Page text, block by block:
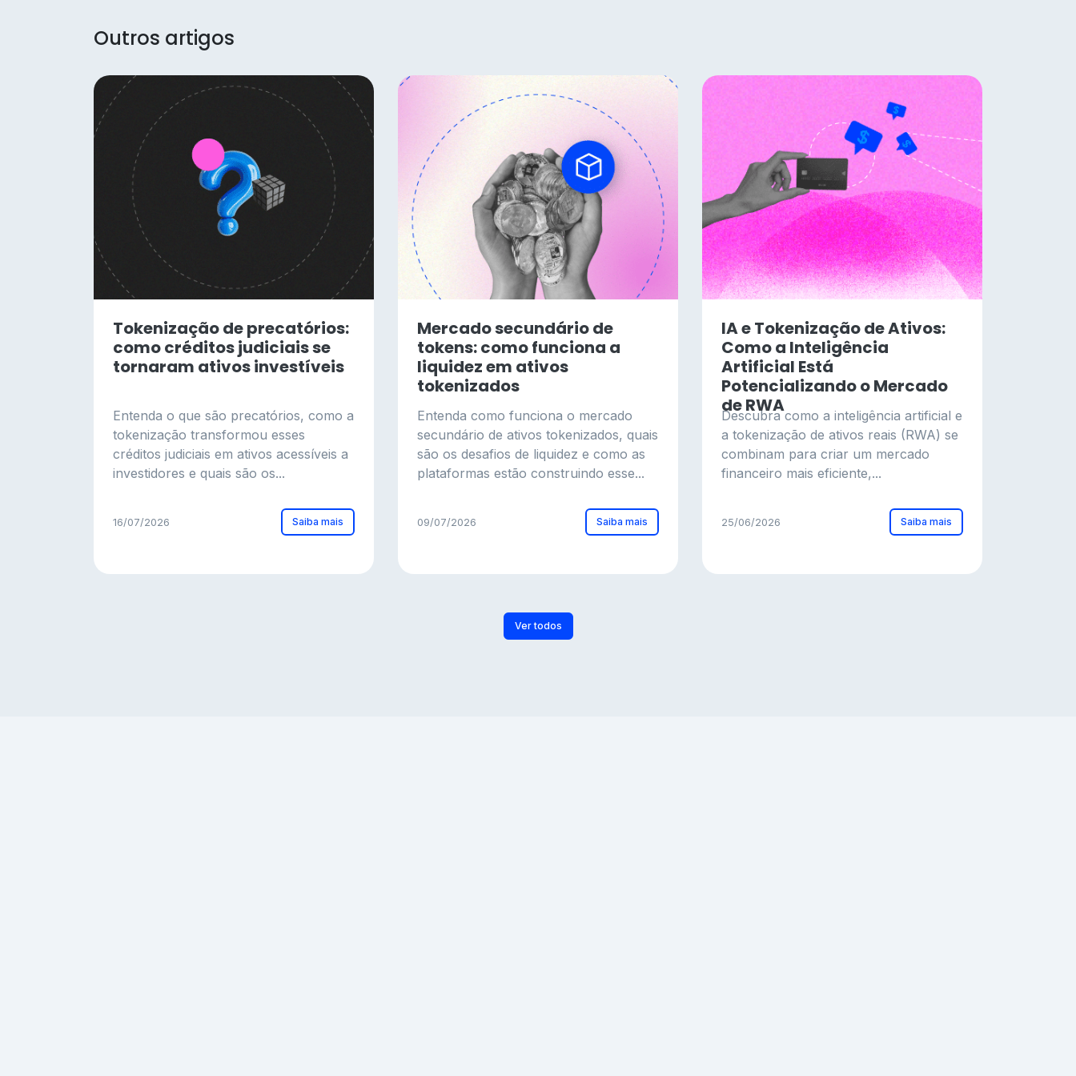
Outros artigos
Tokenização de precatórios:
como créditos judiciais se
tornaram ativos investíveis
Entenda o que são precatórios, como a
tokenização transformou esses
créditos judiciais em ativos acessíveis a
investidores e quais são os...
16/07/2026 Saiba mais
Mercado secundário de
tokens: como funciona a
liquidez em ativos
tokenizados
Entenda como funciona o mercado
secundário de ativos tokenizados, quais
são os desafios de liquidez e como as
plataformas estão construindo esse...
09/07/2026 Saiba mais
IA e Tokenização de Ativos:
Como a Inteligência
Artificial Está
Potencializando o Mercado
de RWA
Descubra como a inteligência artificial e
a tokenização de ativos reais (RWA) se
combinam para criar um mercado
financeiro mais eficiente,...
25/06/2026 Saiba mais
Ver todos